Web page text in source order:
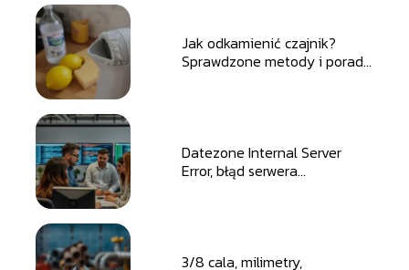
Jak odkamienić czajnik?
Sprawdzone metody i porady
Datezone Internal Server
Error, błąd serwera
programiści, użytkownik
3/8 cala, milimetry,